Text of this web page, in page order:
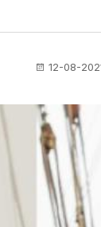
12-08-